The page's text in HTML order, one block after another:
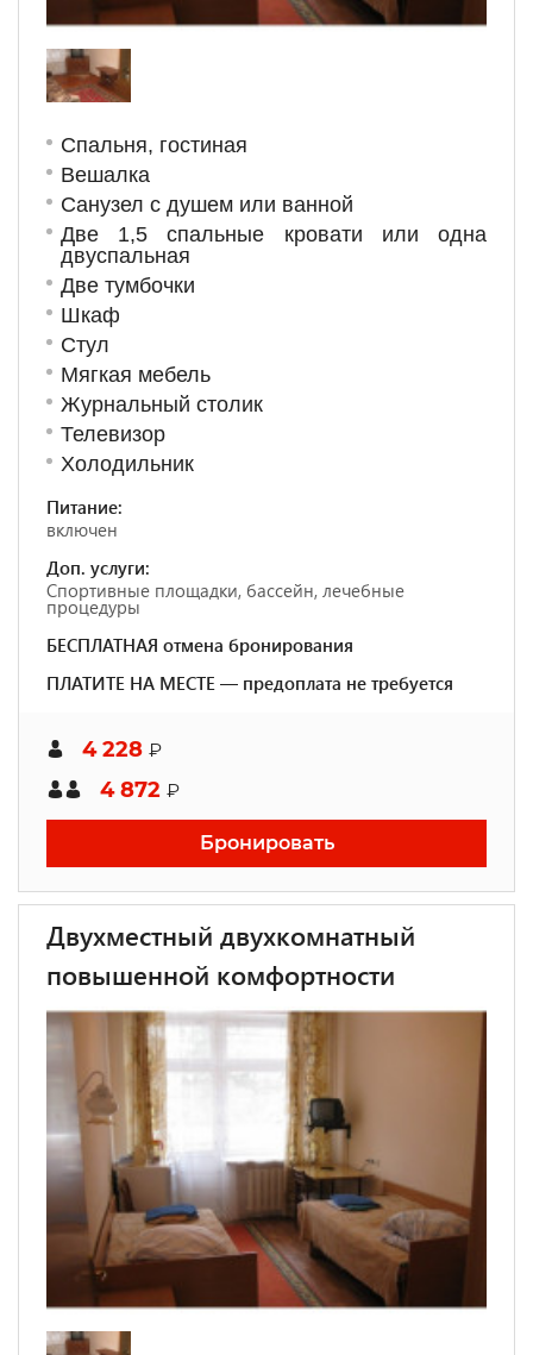
Спальня, гостиная
Вешалка
Санузел с душем или ванной
Две 1,5 спальные кровати или одна
двуспальная
Две тумбочки
Шкаф
Стул
Мягкая мебель
Журнальный столик
Телевизор
Холодильник
Питание:
включен
Доп. услуги:
Спортивные площадки, бассейн, лечебные
процедуры
БЕСПЛАТНАЯ отмена бронирования
ПЛАТИТЕ НА МЕСТЕ — предоплата не требуется
4 228 ₽
4 872 ₽
Бронировать
Двухместный двухкомнатный
повышенной комфортности